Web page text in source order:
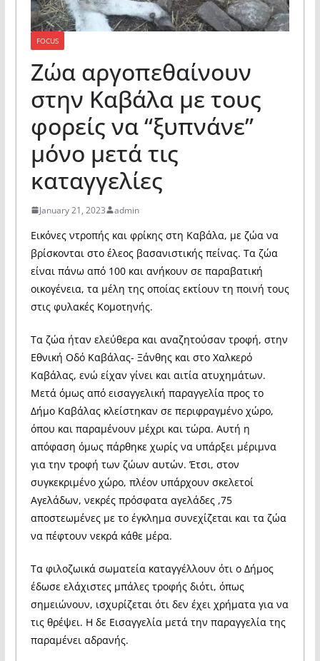
FOCUS
Ζώα αργοπεθαίνουν
στην Καβάλα με τους
φορείς να “ξυπνάνε”
μόνο μετά τις
καταγγελίες
January 21, 2023 admin
Εικόνες ντροπής και φρίκης στη Καβάλα, με ζώα να
βρίσκονται στο έλεος βασανιστικής πείνας. Τα ζώα
είναι πάνω από 100 και ανήκουν σε παραβατική
οικογένεια, τα μέλη της οποίας εκτίουν τη ποινή τους
στις φυλακές Κομοτηνής.
Τα ζώα ήταν ελεύθερα και αναζητούσαν τροφή, στην
Εθνική Οδό Καβάλας- Ξάνθης και στο Χαλκερό
Καβάλας, ενώ είχαν γίνει και αιτία ατυχημάτων.
Μετά όμως από εισαγγελική παραγγελία προς το
Δήμο Καβάλας κλείστηκαν σε περιφραγμένο χώρο,
όπου και παραμένουν μέχρι και τώρα. Αυτή η
απόφαση όμως πάρθηκε χωρίς να υπάρξει μέριμνα
για την τροφή των ζώων αυτών. Έτσι, στον
συγκεκριμένο χώρο, πλέον υπάρχουν σκελετοί
Αγελάδων, νεκρές πρόσφατα αγελάδες ,75
αποστεωμένες με το έγκλημα συνεχίζεται και τα ζώα
να πέφτουν νεκρά κάθε μέρα.
Τα φιλοζωικά σωματεία καταγγέλλουν ότι ο Δήμος
έδωσε ελάχιστες μπάλες τροφής διότι, όπως
σημειώνουν, ισχυρίζεται ότι δεν έχει χρήματα για να
τις θρέψει. Η δε Εισαγγελία μετά την παραγγελία της
παραμένει αδρανής.